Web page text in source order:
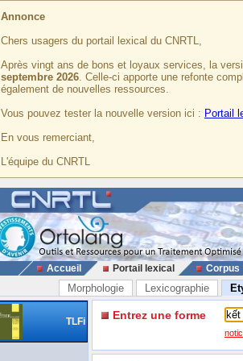
Annonce
Chers usagers du portail lexical du CNRTL,
Après vingt ans de bons et loyaux services, la
septembre 2026. Celle-ci apporte une refonte
également de nouvelles ressources.
Vous pouvez tester la nouvelle version ici : Portail
En vous remerciant,
L'équipe du CNRTL
Accueil Portail lexical Corpus
Morphologie Lexicographie
TLFi Entrez une forme